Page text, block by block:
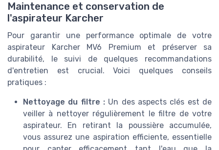
Maintenance et conservation de
l'aspirateur Karcher
Pour garantir une performance optimale de votre
aspirateur Karcher MV6 Premium et préserver sa
durabilité, le suivi de quelques recommandations
d'entretien est crucial. Voici quelques conseils
pratiques :
Nettoyage du filtre : Un des aspects clés est de
veiller à nettoyer régulièrement le filtre de votre
aspirateur. En retirant la poussière accumulée,
vous assurez une aspiration efficiente, essentielle